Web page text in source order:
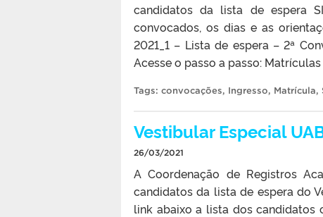
candidatos da lista de espera
convocados, os dias e as
2021_1 – Lista de espera – 2ª
Acesse o passo a passo:
Tags: convocações, Ingresso, Matrícula,
Vestibular Especial
26/03/2021
A Coordenação de Registros
candidatos da lista de espera do
link abaixo a lista dos candidatos